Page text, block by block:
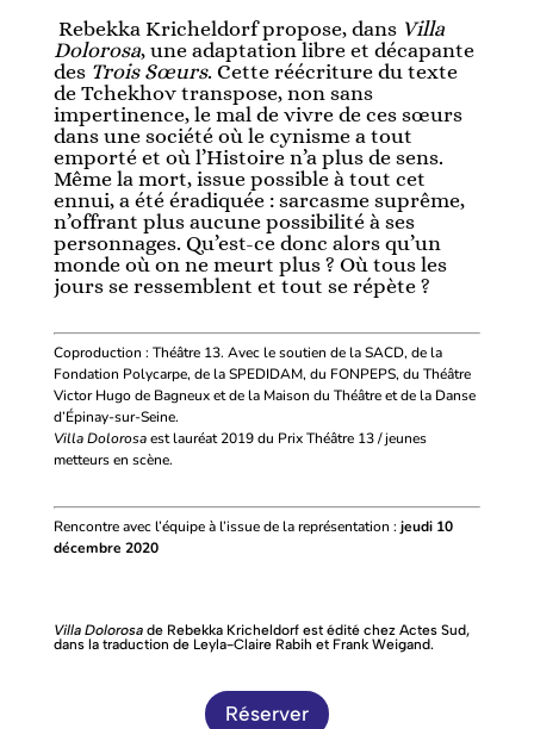
Rebekka Kricheldorf propose, dans Villa
Dolorosa, une adaptation libre et décapante
des Trois Sœurs. Cette réécriture du texte
de Tchekhov transpose, non sans
impertinence, le mal de vivre de ces sœurs
dans une société où le cynisme a tout
emporté et où l’Histoire n’a plus de sens.
Même la mort, issue possible à tout cet
ennui, a été éradiquée : sarcasme suprême,
n’offrant plus aucune possibilité à ses
personnages. Qu’est-ce donc alors qu’un
monde où on ne meurt plus ? Où tous les
jours se ressemblent et tout se répète ?
Coproduction : Théâtre 13. Avec le soutien de la SACD, de la
Fondation Polycarpe, de la SPEDIDAM, du FONPEPS, du Théâtre
Victor Hugo de Bagneux et de la Maison du Théâtre et de la Danse
d’Épinay-sur-Seine.
Villa Dolorosaest lauréat 2019 du Prix Théâtre 13 / jeunes
metteurs en scène.
Rencontre avec l’équipe à l’issue de la représentation : jeudi 10
décembre 2020
Villa Dolorosa de Rebekka Kricheldorf est édité chez Actes Sud,
dans la traduction de Leyla-Claire Rabih et Frank Weigand.
Réserver